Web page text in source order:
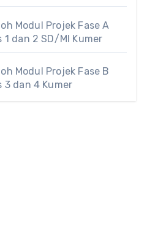
Modul Projek Fase A
1 dan 2 SD/MI Kumer
Modul Projek Fase B
3 dan 4 Kumer